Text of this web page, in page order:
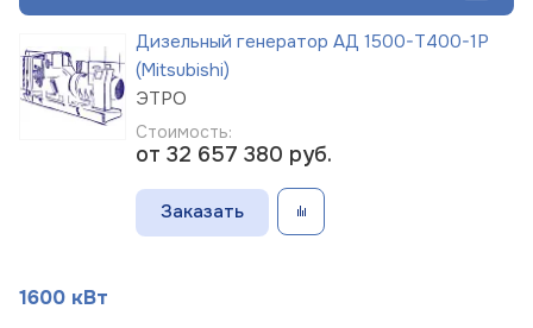
Дизельный генератор АД 1500-Т400-1Р
(Mitsubishi)
ЭТРО
Стоимость:
от 32 657 380 руб.
Заказать
1600 кВт